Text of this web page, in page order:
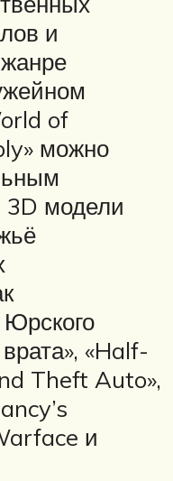
и
of
можно
модели
Юрского
«Half-
Theft Auto»,
и